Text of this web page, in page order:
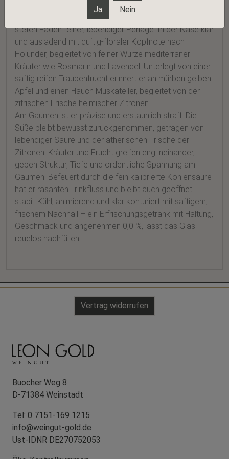
Ja Nein
MEHR ZU LUNAR HERBS ALKOHOLFREI
Im Glas strahlt der Lunar Herbs in hellem Gelb mit einem
steten Faden feiner, lebendiger Perlage. In der Nase klar
und ausladend mit duftig-floraler Kopfnote nach
Holunder, begleitet von feiner Würze mediterraner
Kräuter wie Rosmarin und Lavendel. Unterlegt von einer
saftig reifen Traubenfrucht erinnert er an mürben gelben
Apfel und einen Hauch Muskateller, begleitet von der
zitrischen Frische heimischer Zitronen.
Am Gaumen ist er präzise und erstaunlich straff. Die
Süße bleibt bewusst zurückgenommen, getragen von
lebendiger Säure und der ätherischen Frische der
Zitronen. Kräuter und Frucht greifen eng ineinander,
geben Struktur, Tiefe und ordentliche Spannung am
Gaumen. Befeuert durch die fein kalibrierte Kohlensäure
hat er rasanten Trinkfluss und bleibt auch geöffnet
stabil. Kühl, animierend und klar konturiert mit saftigem,
frischem Nachhall – ein Erfrischungsgetränk mit Haltung,
Geschmack und angenehmen 0,0 %, lässt das Glas
reuelos nachfüllen.
Vertrag widerrufen
Buocher Weg 8
D-71384 Weinstadt
Tel: 0 7151-169 1215
info@weingut-gold.de
Ust-IDNR DE270752053